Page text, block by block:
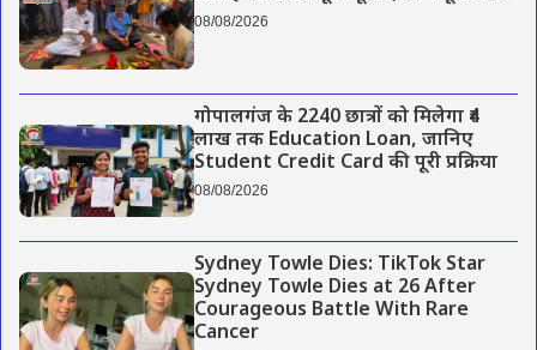
08/08/2026
गोपालगंज के 2240 छात्रों को मिलेगा ₹4
लाख तक Education Loan, जानिए
Student Credit Card की पूरी प्रक्रिया
08/08/2026
Sydney Towle Dies: TikTok Star
Sydney Towle Dies at 26 After
Courageous Battle With Rare
Cancer